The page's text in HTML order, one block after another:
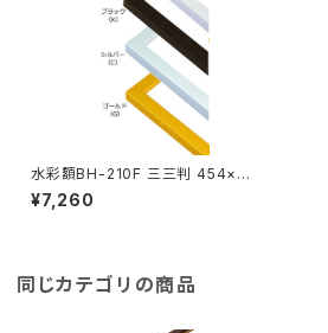
水彩額BH-210F 三三判 454×6
05ミリ
¥7,260
同じカテゴリの商品